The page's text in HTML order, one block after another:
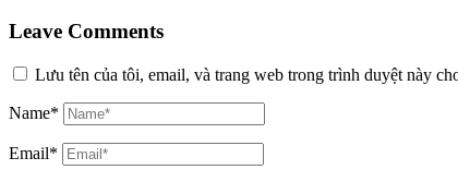
Leave Comments
Lưu tên của tôi, email, và trang web trong trình duyệt này
Name*
Email*